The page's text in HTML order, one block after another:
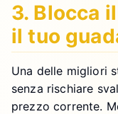
3. Blocca
il tuo
Una delle migliori
senza rischiare
prezzo corrente.